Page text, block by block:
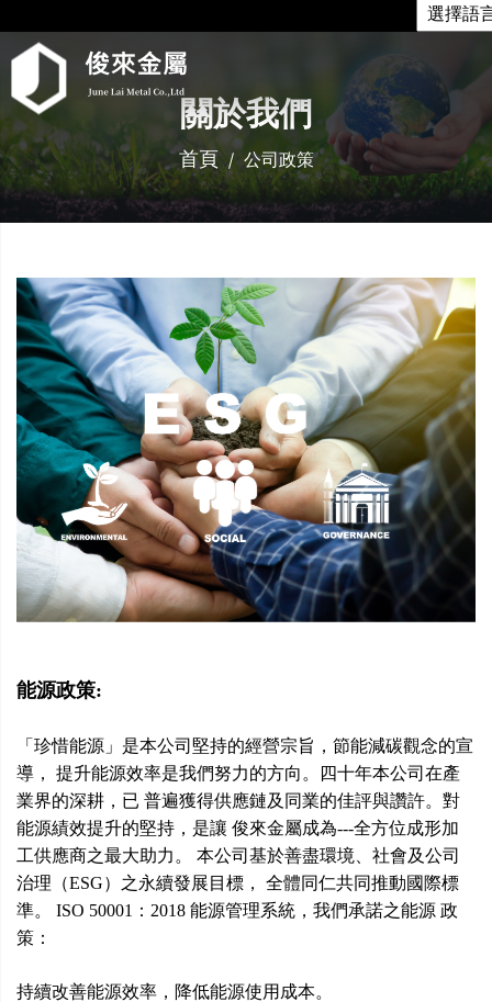
關於我們
首頁 公司政策
能源政策:
「珍惜能源」是本公司堅持的經營宗旨，節能減碳觀念的宣
導， 提升能源效率是我們努力的方向。四十年本公司在產
業界的深耕，已 普遍獲得供應鏈及同業的佳評與讚許。對
能源績效提升的堅持，是讓 俊來金屬成為---全方位成形加
工供應商之最大助力。 本公司基於善盡環境、社會及公司
治理（ESG）之永續發展目標， 全體同仁共同推動國際標
準。 ISO 50001：2018 能源管理系統，我們承諾之能源 政
策：
持續改善能源效率，降低能源使用成本。